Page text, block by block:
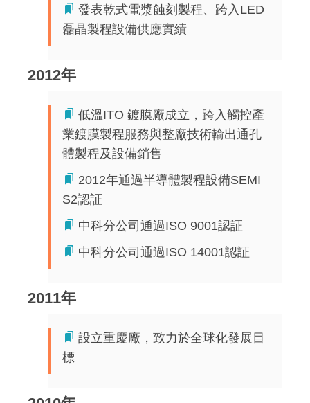
發表乾式電漿蝕刻製程、跨入LED
磊晶製程設備供應實績
2012年
低溫ITO 鍍膜廠成立，跨入觸控產
業鍍膜製程服務與整廠技術輸出通孔
體製程及設備銷售
2012年通過半導體製程設備SEMI
S2認証
中科分公司通過ISO 9001認証
中科分公司通過ISO 14001認証
2011年
設立重慶廠，致力於全球化發展目
標